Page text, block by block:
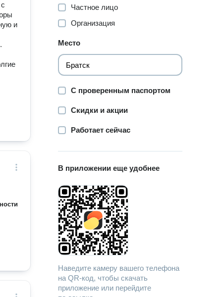
и
Частное лицо
Организация
Место
С проверенным паспортом
Скидки и акции
Работает сейчас
В приложении еще удобнее
Наведите камеру вашего телефона
на QR-код, чтобы скачать
приложение или перейдите